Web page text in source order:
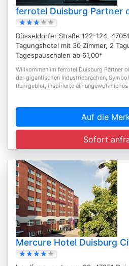
ferrotel Duisburg Partner
Düsseldorfer Straße 122-124,
Tagungshotel mit 30 Zimmer, 2
Tagespauschalen ab 61,00*
Willkommen im ferrotel Duisburg Partner
der gigantischen Industriebrachen,
Ruhrgebiet, inspirierte ein
Auf die
Sofort
Mercure Hotel Duisburg